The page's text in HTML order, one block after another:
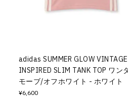
adidas SUMMER GLOW VINTAGE
INSPIRED SLIM TANK TOP ワン
モーブ/オフホワイト - ホワイト
¥6,600